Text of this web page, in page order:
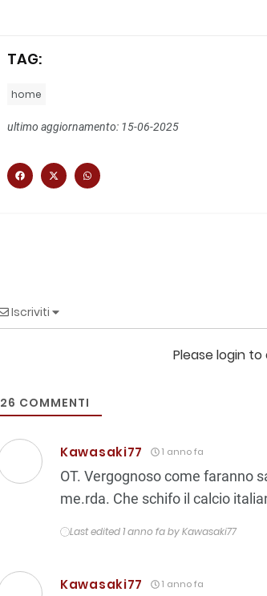
TAG:
home
ultimo aggiornamento: 15-06-2025
Iscriviti
Please login
26 COMMENTI
Kawasaki77 1 anno fa
OT. Vergognoso come faranno
me.rda. Che schifo il calcio
Last edited 1 anno fa by Kawasaki77
Kawasaki77 1 anno fa